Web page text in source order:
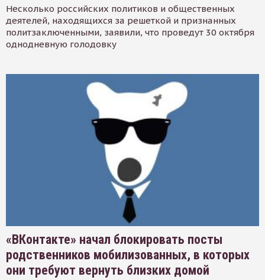
Несколько российских политиков и общественных
деятелей, находящихся за решеткой и признанных
политзаключенными, заявили, что проведут 30 октября
однодневную голодовку
«ВКонтакте» начал блокировать посты
родственников мобилизованных, в которых
они требуют вернуть близких домой